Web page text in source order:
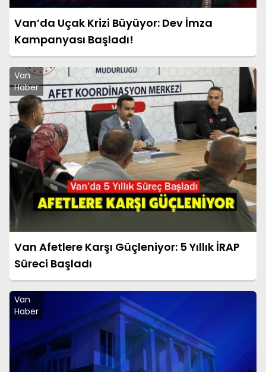
Van’da Uçak Krizi Büyüyor: Dev İmza
Kampanyası Başladı!
Van
Haber
Van Afetlere Karşı Güçleniyor: 5 Yıllık İRAP
Süreci Başladı
Van
Haber